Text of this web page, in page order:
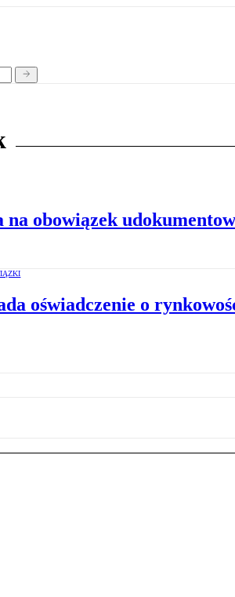
na obowiązek
oświadczenie o